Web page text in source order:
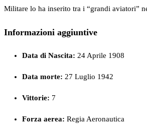
Militare lo ha inserito tra i “grandi aviatori”
Informazioni aggiuntive
Data di Nascita: 24 Aprile 1908
Data morte: 27 Luglio 1942
Vittorie: 7
Forza aerea: Regia Aeronautica